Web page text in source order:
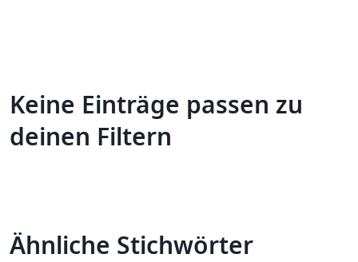
Keine Einträge passen zu
deinen Filtern
Ähnliche Stichwörter